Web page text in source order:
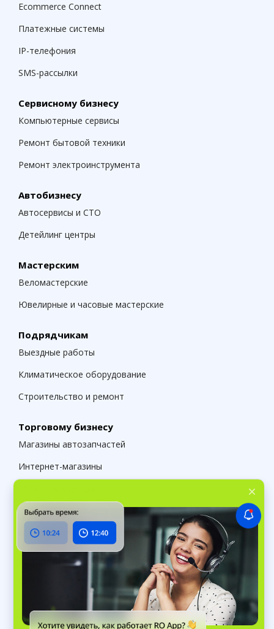
Ecommerce Connect
Платежные системы
IP-телефония
SMS-рассылки
Сервисному бизнесу
Компьютерные сервисы
Ремонт бытовой техники
Ремонт электроинструмента
Автобизнесу
Автосервисы и СТО
Детейлинг центры
Мастерским
Веломастерские
Ювелирные и часовые мастерские
Подрядчикам
Выездные работы
Климатическое оборудование
Строительство и ремонт
Торговому бизнесу
Магазины автозапчастей
Интернет-магазины
Цветочные магазины
Магазины стройматериалов
Сервисные центры
Розничная торговля